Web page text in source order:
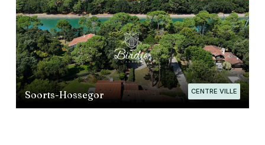
CENTRE VILLE
Soorts-Hossegor